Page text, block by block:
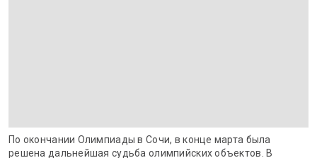
По окончании Олимпиады в Сочи, в конце марта была
решена дальнейшая судьба олимпийских объектов. В